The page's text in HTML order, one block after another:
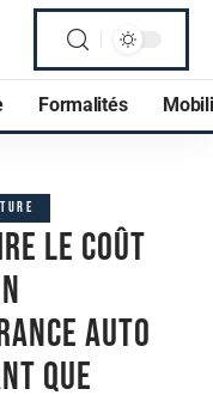
Formalités
le coût
auto
que